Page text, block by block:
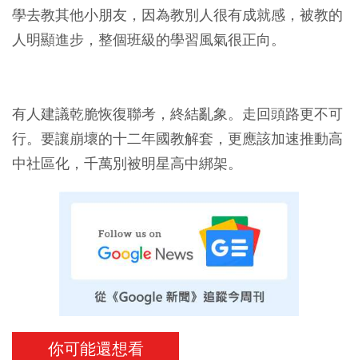
學去教其他小朋友，因為教別人很有成就感，被教的
人明顯進步，整個班級的學習風氣很正向。
有人建議乾脆恢復聯考，終結亂象。走回頭路更不可
行。要讓崩壞的十二年國教解套，更應該加速推動高
中社區化，千萬別被明星高中綁架。
你可能還想看